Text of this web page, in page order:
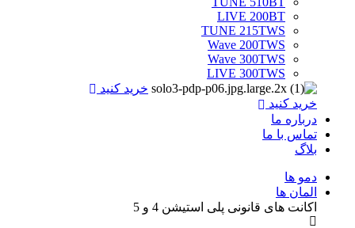
LIVE 200BT
TUNE 215TWS
Wave 200TWS
Wave 300TWS
LIVE 300TWS
خرید کنید
خرید کنید
درباره ما
تماس با ما
بلاگ
Menu
دمو ها
المان ها
اکانت های قانونی پلی استیشن 4 و 5